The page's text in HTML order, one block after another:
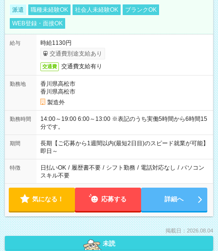
派遣 職種未経験OK 社会人未経験OK
ブランクOK
WEB登録・面接OK
給与
時給1130円
交通費別途支給あり
交通費 交通費支給有り
勤務地
香川県高松市
香川県高松市
製造外
勤務時間
14:00～19:00 6:00～13:00 ※表記のうち実働5時間から6時間15
分です。
期間
長期【ご応募から1週間以内(最短2日目)のスピード就業が可能】
即日～
特徴 日払いOK / 履歴書不要 / シフト勤務 / 電話対応なし / パソコン
スキル不要
気になる！ 応募する 詳細へ
掲載日：2026.08.04
未読